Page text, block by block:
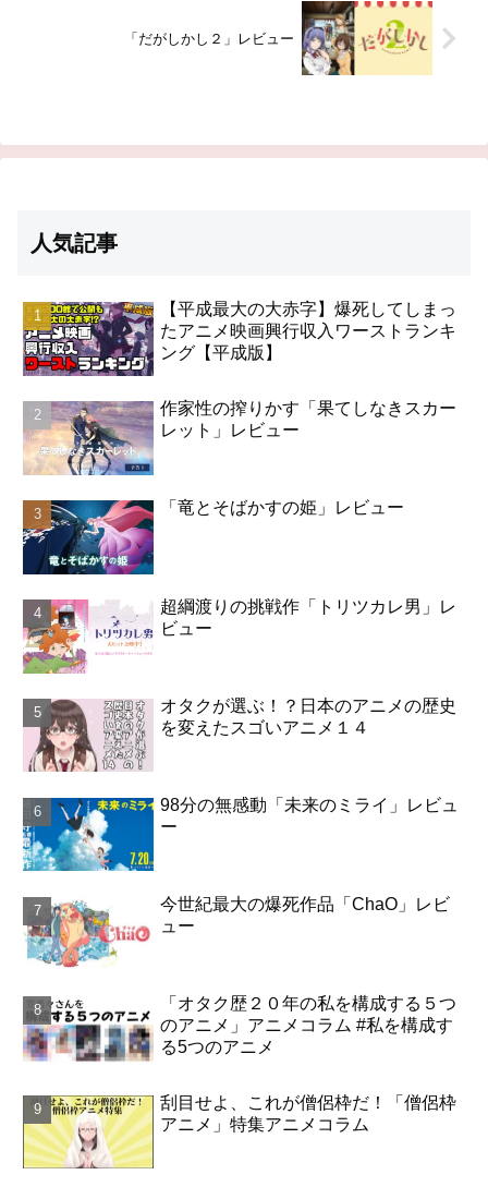
「だがしかし２」レビュー
人気記事
【平成最大の大赤字】爆死してしまっ
たアニメ映画興行収入ワーストランキ
ング【平成版】
作家性の搾りかす「果てしなきスカー
レット」レビュー
「竜とそばかすの姫」レビュー
超綱渡りの挑戦作「トリツカレ男」レ
ビュー
オタクが選ぶ！？日本のアニメの歴史
を変えたスゴいアニメ１４
98分の無感動「未来のミライ」レビュ
ー
今世紀最大の爆死作品「ChaO」レビ
ュー
「オタク歴２０年の私を構成する５つ
のアニメ」アニメコラム #私を構成す
る5つのアニメ
刮目せよ、これが僧侶枠だ！「僧侶枠
アニメ」特集アニメコラム